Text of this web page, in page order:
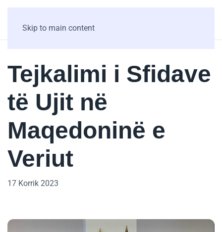
Skip to main content
Tejkalimi i Sfidave
të Ujit në
Maqedoninë e
Veriut
17 Korrik 2023